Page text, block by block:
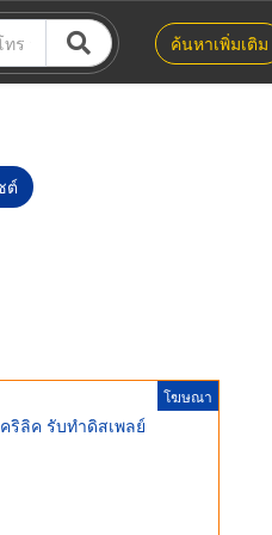
ค้นหาเพิ่มเติม
ต์
โฆษณา
ริลิค รับทำดิสเพลย์